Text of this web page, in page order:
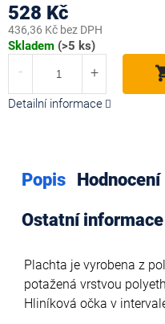
528 Kč
436,36 Kč bez DPH
Měrná
Skladem (>5 ks)
Detailní informace
Popis Hodnocení
Ostatní informace
Plachta je vyrobena z
potažená vrstvou
Hliníková očka v